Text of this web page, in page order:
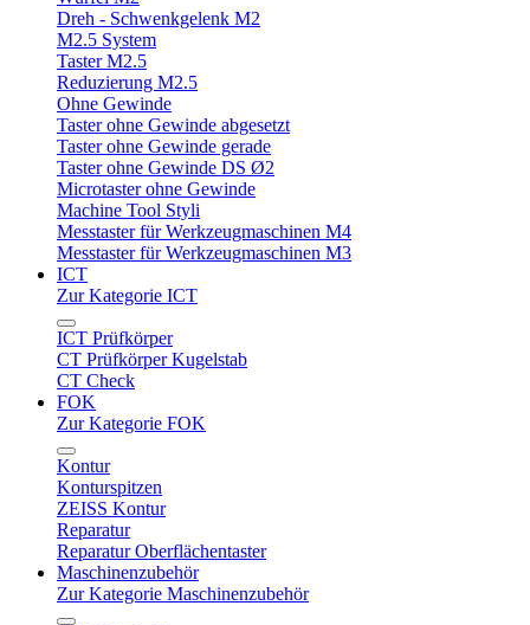
Dreh - Schwenkgelenk M2
M2.5 System
Taster M2.5
Reduzierung M2.5
Ohne Gewinde
Taster ohne Gewinde abgesetzt
Taster ohne Gewinde gerade
Taster ohne Gewinde DS Ø2
Microtaster ohne Gewinde
Machine Tool Styli
Messtaster für Werkzeugmaschinen M4
Messtaster für Werkzeugmaschinen M3
ICT
Zur Kategorie ICT
ICT Prüfkörper
CT Prüfkörper Kugelstab
CT Check
FOK
Zur Kategorie FOK
Kontur
Konturspitzen
ZEISS Kontur
Reparatur
Reparatur Oberflächentaster
Maschinenzubehör
Zur Kategorie Maschinenzubehör